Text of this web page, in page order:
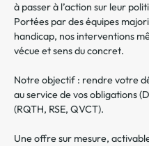
à passer à l’action sur leur
Portées par des équipes
handicap, nos interventions
vécue et sens du concret.
Notre objectif : rendre votre
au service de vos obligations
(RQTH, RSE, QVCT).
Une offre sur mesure,